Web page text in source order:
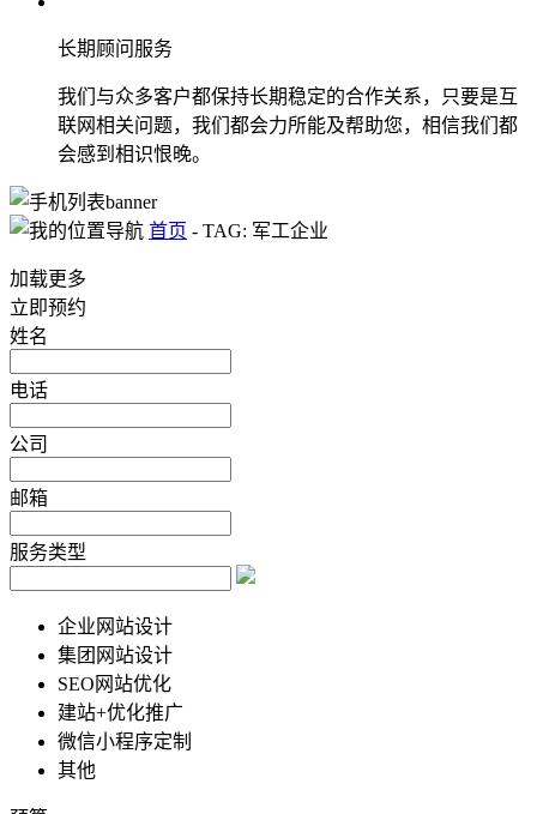
长期顾问服务
我们与众多客户都保持长期稳定的合作关系，只要是互
联网相关问题，我们都会力所能及帮助您，相信我们都
会感到相识恨晚。
首页 - TAG: 军工企业
加载更多
立即预约
姓名
电话
公司
邮箱
服务类型
企业网站设计
集团网站设计
SEO网站优化
建站+优化推广
微信小程序定制
其他